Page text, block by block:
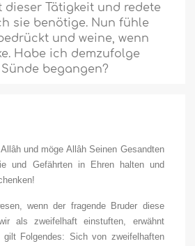
Tätigkeit und redete
sie benötige. Nun fühle
und weine, wenn
Habe ich demzufolge
begangen?
und möge Allâh Seinen Gesandten
und Gefährten in Ehren halten und
wenn der fragende Bruder diese
als zweifelhaft einstuften, erwähnt
Folgendes: Sich von zweifelhaften